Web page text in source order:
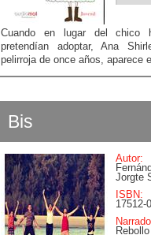
Cuando en lugar del chico
pretendían adoptar, Ana
pelirroja de once años, aparece
Bis
Autor:
Jorgte
ISBN:
17512-
Rebollo